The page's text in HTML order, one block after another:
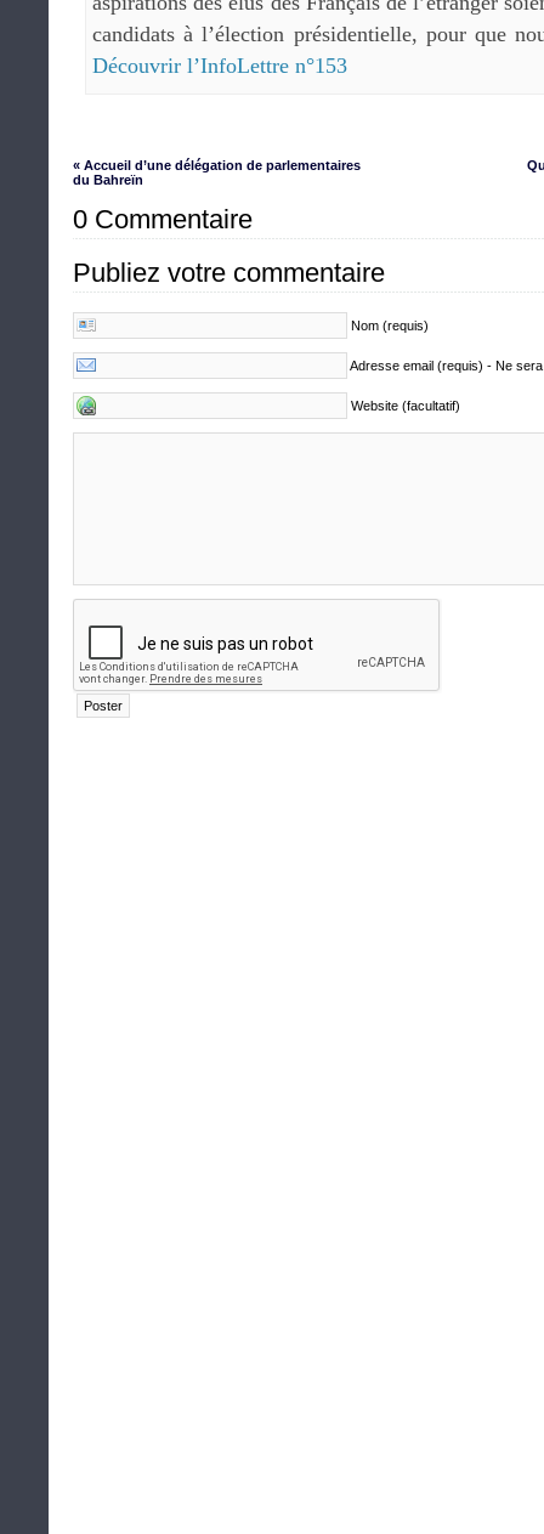
candidats à l’élection présidentielle, pour que
Découvrir l’InfoLettre n°153
« Accueil d’une délégation de parlementaires
du Bahreïn
0 Commentaire
Publiez votre commentaire
Nom (requis)
Adresse email (requis) - Ne
Website (facultatif)